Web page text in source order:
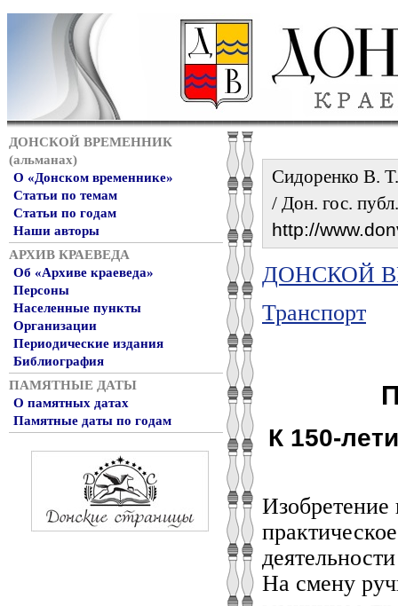
ДОНСКОЙ ВРЕМЕННИК
(альманах)
О «Донском временнике»
Статьи по темам
Статьи по годам
Наши авторы
АРХИВ КРАЕВЕДА
Об «Архиве краеведа»
Персоны
Населенные пункты
Организации
Периодические издания
Библиография
ПАМЯТНЫЕ ДАТЫ
О памятных датах
Памятные даты по годам
Сидоренко В.
/ Дон. гос.
http://
ДОНСКОЙ
Транспорт
К 150-
На смену